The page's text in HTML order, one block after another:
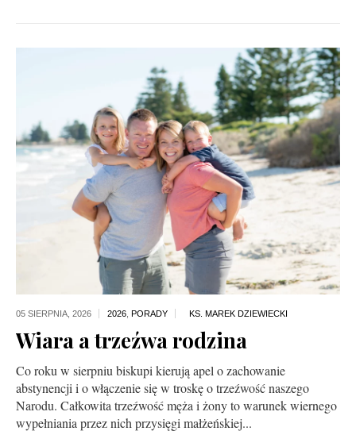
05 SIERPNIA, 2026 2026, PORADY
Wiara a trzeźwa rodzina
Co roku w sierpniu biskupi kierują apel o zachowanie
abstynencji i o włączenie się w troskę o trzeźwość naszego
Narodu. Całkowita trzeźwość męża i żony to warunek wiernego
wypełniania przez nich przysięgi małżeńskiej...